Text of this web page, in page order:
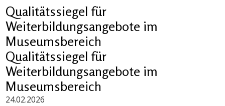
Qualitätssiegel für
Weiterbildungsangebote im
Museumsbereich
Qualitätssiegel für
Weiterbildungsangebote im
Museumsbereich
24.02.2026